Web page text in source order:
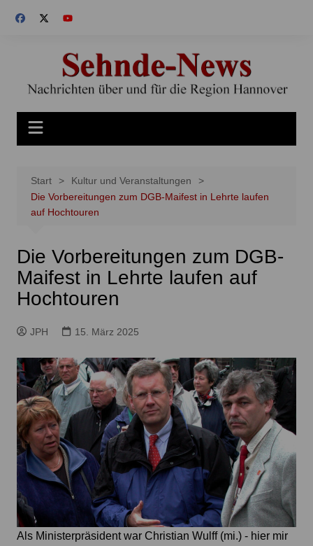
Inhalt
Start
Kultur und Veranstaltungen
Die Vorbereitungen zum DGB-Maifest in Lehrte laufen
auf Hochtouren
Die Vorbereitungen zum DGB-
Maifest in Lehrte laufen auf
Hochtouren
JPH 15. März 2025
Als Ministerpräsident war Christian Wulff (mi.) - hier mir